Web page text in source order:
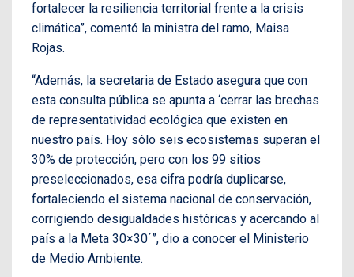
fortalecer la resiliencia territorial frente a la crisis
climática”, comentó la ministra del ramo, Maisa
Rojas.
“Además, la secretaria de Estado asegura que con
esta consulta pública se apunta a ‘cerrar las brechas
de representatividad ecológica que existen en
nuestro país. Hoy sólo seis ecosistemas superan el
30% de protección, pero con los 99 sitios
preseleccionados, esa cifra podría duplicarse,
fortaleciendo el sistema nacional de conservación,
corrigiendo desigualdades históricas y acercando al
país a la Meta 30×30´”, dio a conocer el Ministerio
de Medio Ambiente.